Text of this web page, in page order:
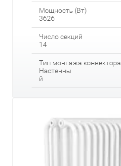
Мощность (Вт)
3626
Число секций
14
Тип монтажа конвектора
Настенны
й